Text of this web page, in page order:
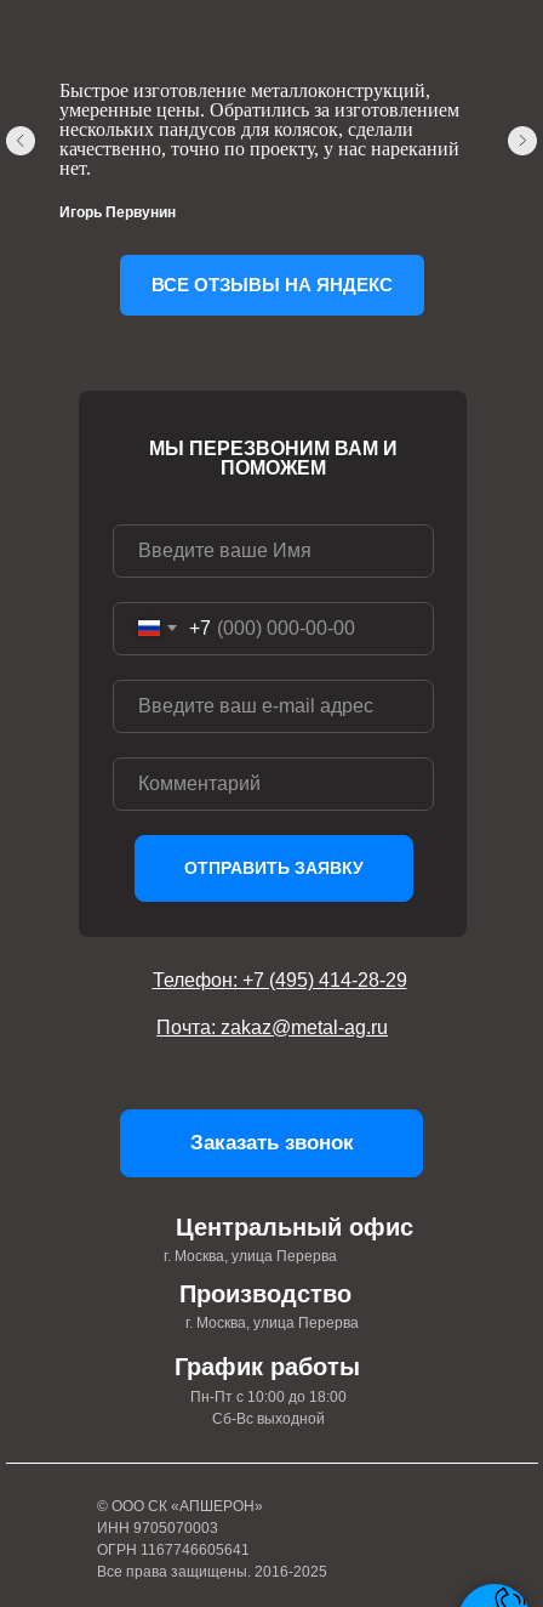
Быстрое изготовление металлоконструкций,
умеренные цены. Обратились за изготовлением
нескольких пандусов для колясок, сделали
качественно, точно по проекту, у нас нареканий
нет.
Игорь Первунин
ВСЕ ОТЗЫВЫ НА ЯНДЕКС
© ООО СК «АПШЕРОН»
ИНН 9705070003
ОГРН 1167746605641
Все права защищены. 2016-2025
+7
ОТПРАВИТЬ ЗАЯВКУ
МЫ ПЕРЕЗВОНИМ ВАМ И
ПОМОЖЕМ
Центральный офис
г. Москва, улица Перерва
График работы
Пн-Пт с 10:00 до 18:00
Сб-Вс выходной
Производство
г. Москва, улица Перерва
Телефон: +7 (495) 414-28-29
Почта: zakaz@metal-ag.ru
Заказать звонок